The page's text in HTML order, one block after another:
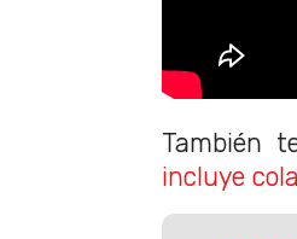
También
incluye